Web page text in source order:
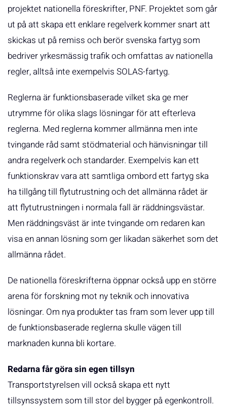
projektet nationella föreskrifter, PNF. Projektet som går
ut på att skapa ett enklare regelverk kommer snart att
skickas ut på remiss och berör svenska fartyg som
bedriver yrkesmässig trafik och omfattas av nationella
regler, alltså inte exempelvis SOLAS-fartyg.
Reglerna är funktionsbaserade vilket ska ge mer
utrymme för olika slags lösningar för att efterleva
reglerna. Med reglerna kommer allmänna men inte
tvingande råd samt stödmaterial och hänvisningar till
andra regelverk och standarder. Exempelvis kan ett
funktionskrav vara att samtliga ombord ett fartyg ska
ha tillgång till flytutrustning och det allmänna rådet är
att flytutrustningen i normala fall är räddningsvästar.
Men räddningsväst är inte tvingande om redaren kan
visa en annan lösning som ger likadan säkerhet som det
allmänna rådet.
De nationella föreskrifterna öppnar också upp en större
arena för forskning mot ny teknik och innovativa
lösningar. Om nya produkter tas fram som lever upp till
de funktionsbaserade reglerna skulle vägen till
marknaden kunna bli kortare.
Redarna får göra sin egen tillsyn
Transportstyrelsen vill också skapa ett nytt
tillsynssystem som till stor del bygger på egenkontroll.